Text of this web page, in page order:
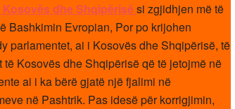
dhe Shqipërisësi zgjidhjen më të
Bashkimin Evropian, Por po krijohen
parlamentet, ai i Kosovës dhe Shqipërisë, të
Kosovës dhe Shqipërisë që të jetojmë në
ai i ka bërë gjatë një fjalimi në
në Pashtrik. Pas idesë për korrigjimin,